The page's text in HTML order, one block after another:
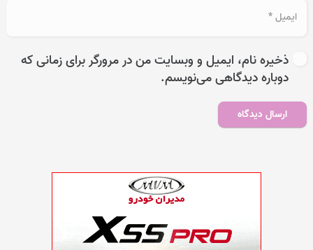
ذخیره نام، ایمیل و وبسایت من در مرورگر برای زمانی که
دوباره دیدگاهی می‌نویسم.
ارسال دیدگاه